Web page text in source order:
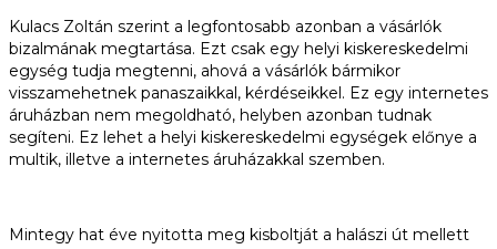
Kulacs Zoltán szerint a legfontosabb azonban a vásárlók
bizalmának megtartása. Ezt csak egy helyi kiskereskedelmi
egység tudja megtenni, ahová a vásárlók bármikor
visszamehetnek panaszaikkal, kérdéseikkel. Ez egy internetes
áruházban nem megoldható, helyben azonban tudnak
segíteni. Ez lehet a helyi kiskereskedelmi egységek előnye a
multik, illetve a internetes áruházakkal szemben.
Mintegy hat éve nyitotta meg kisboltját a halászi út mellett